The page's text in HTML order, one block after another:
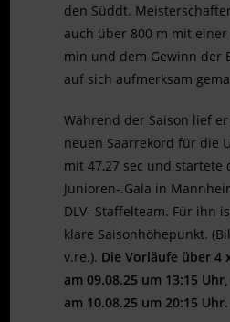
den Süddt.
auch über 800 m mit einer
min und dem Gewinn der
auf sich aufmerksam
Während der Saison lief
neuen Saarrekord für die
mit 47,27 sec und
Junioren-.Gala in
DLV- Staffelteam. Für ihn
klare Saisonhöhepunkt.
v.re.). Die Vorläufe über 4
am 09.08.25 um 13:15
am 10.08.25 um 20:15 Uhr.